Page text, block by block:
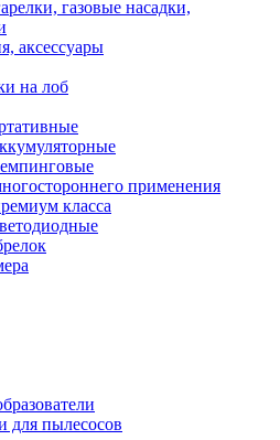
газовые насадки,
аксессуары
на лоб
применения
класса
для пылесосов